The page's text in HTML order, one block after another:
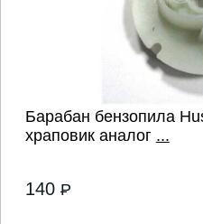
Барабан бензопила
храповик аналог ...
140 P